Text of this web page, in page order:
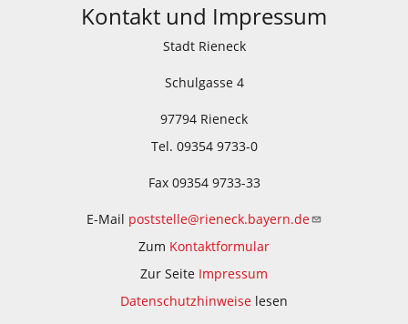
Kontakt und Impressum
Stadt Rieneck
Schulgasse 4
97794 Rieneck
Tel. 09354 9733-0
Fax 09354 9733-33
E-Mail poststelle@rieneck.bayern.de
Zum Kontaktformular
Zur Seite Impressum
Datenschutzhinweise lesen